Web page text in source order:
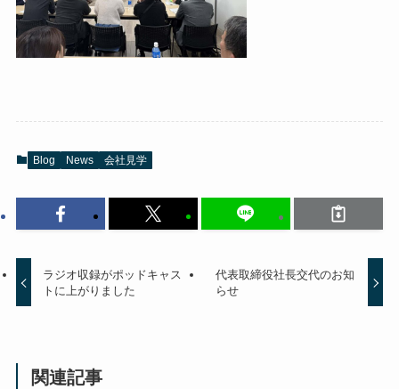
Blog News 会社見学
ラジオ収録がポッドキャス
トに上がりました
代表取締役社長交代のお知
らせ
関連記事